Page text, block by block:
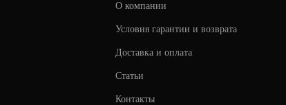
О компании
Условия гарантии и возврата
Доставка и оплата
Статьи
Контакты